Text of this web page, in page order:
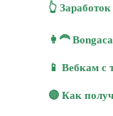
👆
👩‍🦰
📱 Вебкам с
🔴 Как